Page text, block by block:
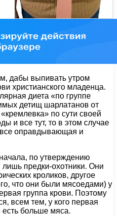
дабы выпивать утром
христианского младенца.
диета «по группе
детищ шарлатанов от
по сути своей
и все тут, то в этом случае
оправдывающая и
по утверждению
предки-охотники. Они
кроликов, другое
что они были мясоедами) у
группа крови. Поэтому
всем тем, у кого первая
есть больше мяса.